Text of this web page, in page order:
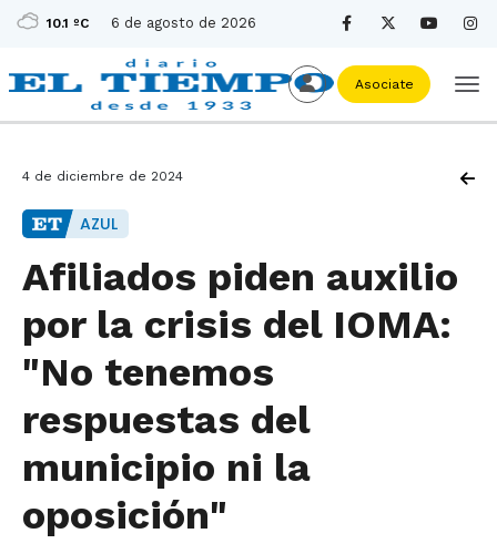
10.1 ºC 6 de agosto de 2026
Asociate
4 de diciembre de 2024
AZUL
Afiliados piden auxilio
por la crisis del IOMA:
"No tenemos
respuestas del
municipio ni la
oposición"